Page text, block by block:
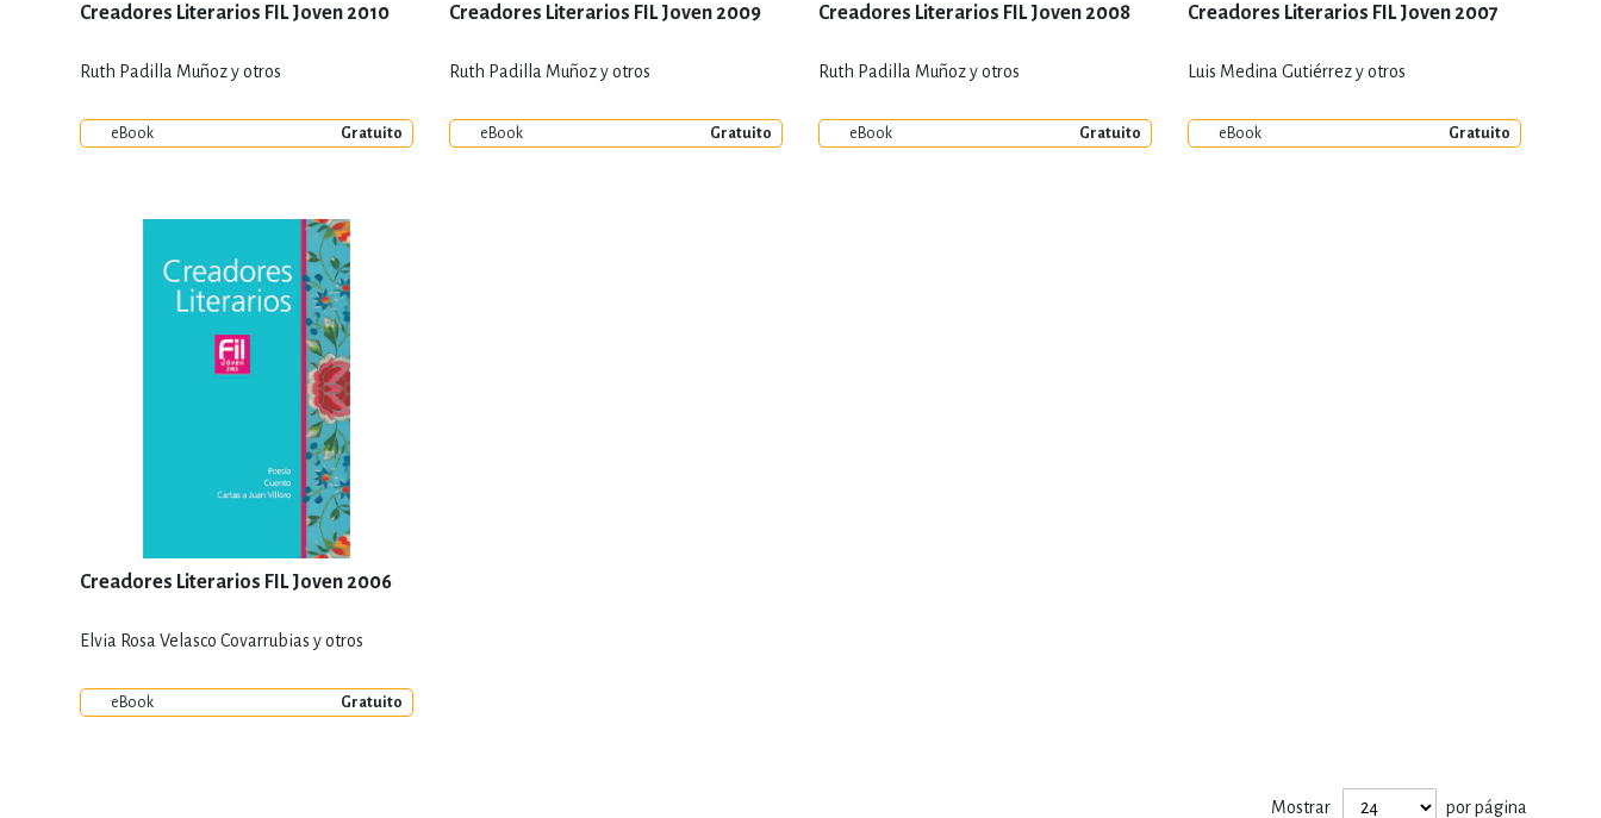
Creadores Literarios FIL Joven 2010
Ruth Padilla Muñoz y otros
eBook Gratuito
Creadores Literarios FIL Joven 2009
Ruth Padilla Muñoz y otros
eBook Gratuito
Creadores Literarios FIL Joven 2008
Ruth Padilla Muñoz y otros
eBook Gratuito
Creadores Literarios FIL Joven 2007
Luis Medina Gutiérrez y otros
eBook Gratuito
Creadores Literarios FIL Joven 2006
Elvia Rosa Velasco Covarrubias y otros
eBook Gratuito
Mostrar por página